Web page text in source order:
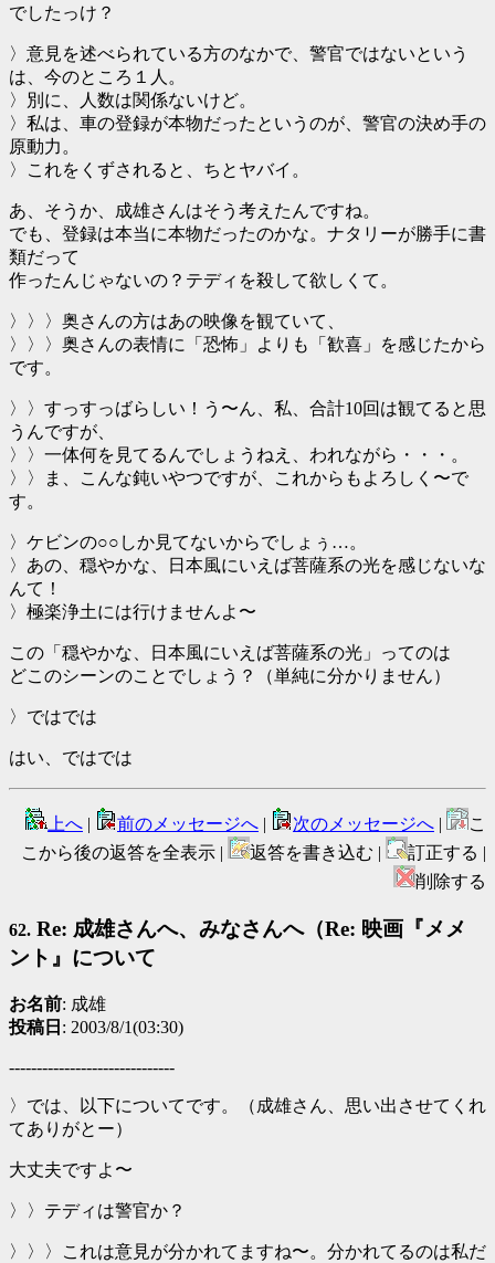
でしたっけ？
〉意見を述べられている方のなかで、警官ではないという
は、今のところ１人。
〉別に、人数は関係ないけど。
〉私は、車の登録が本物だったというのが、警官の決め手の
原動力。
〉これをくずされると、ちとヤバイ。
あ、そうか、成雄さんはそう考えたんですね。
でも、登録は本当に本物だったのかな。ナタリーが勝手に書
類だって
作ったんじゃないの？テディを殺して欲しくて。
〉〉〉奥さんの方はあの映像を観ていて、
〉〉〉奥さんの表情に「恐怖」よりも「歓喜」を感じたから
です。
〉〉すっすっばらしい！う〜ん、私、合計10回は観てると思
うんですが、
〉〉一体何を見てるんでしょうねえ、われながら・・・。
〉〉ま、こんな鈍いやつですが、これからもよろしく〜で
す。
〉ケビンの○○しか見てないからでしょぅ…。
〉あの、穏やかな、日本風にいえば菩薩系の光を感じないな
んて！
〉極楽浄土には行けませんよ〜
この「穏やかな、日本風にいえば菩薩系の光」ってのは
どこのシーンのことでしょう？（単純に分かりません）
〉ではでは
はい、ではでは
上へ | 前のメッセージへ | 次のメッセージへ |
こ
こから後の返答を全表示 |
返答を書き込む |
訂正する |
削除する
62. Re: 成雄さんへ、みなさんへ（Re: 映画『メメ
ント』について
お名前: 成雄
投稿日 : 2003/8/1(03:30)
------------------------------
〉では、以下についてです。（成雄さん、思い出させてくれ
てありがとー）
大丈夫ですよ〜
〉〉テディは警官か？
〉〉〉これは意見が分かれてますね〜。分かれてるのは私だ